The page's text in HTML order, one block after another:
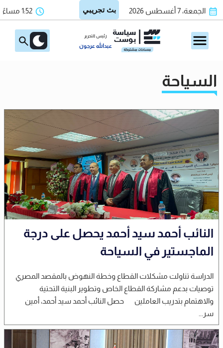
الجمعة، 7 أغسطس 2026 1:52 مساءً
رئيس التحرير
عبدالله عرجون
السياحة
النائب أحمد سيد أحمد يحصل على درجة
الماجستير في السياحة
الدراسة تناولت مشكلات القطاع وخطة النهوض بالمقصد المصري
توصيات بدعم مشاركة القطاع الخاص وتطوير البنية التحتية
والاهتمام بتدريب العاملين حصل النائب أحمد سيد أحمد، أمين
سر...